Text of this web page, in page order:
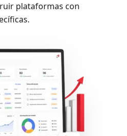
plataformas con